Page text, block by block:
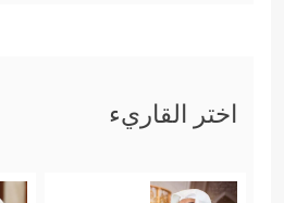
اختر القاريء